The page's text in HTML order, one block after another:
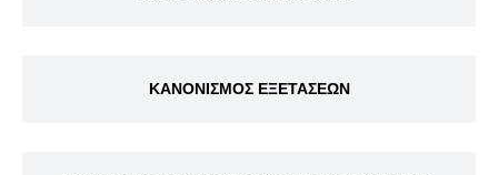
ΚΑΝΟΝΙΣΜΟΣ ΕΞΕΤΑΣΕΩΝ